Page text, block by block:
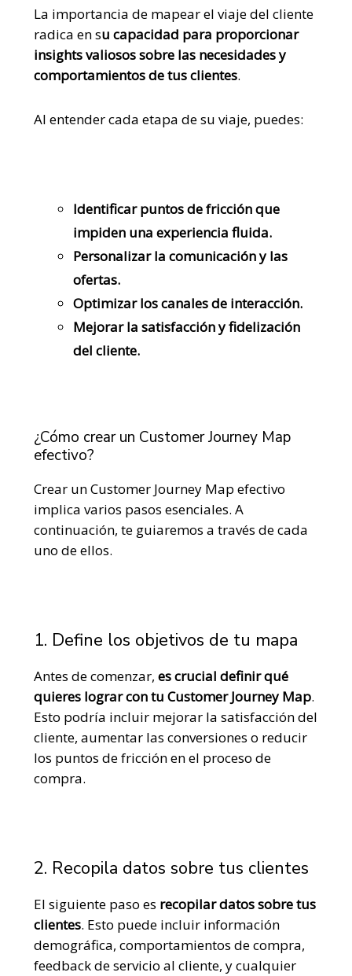
La importancia de mapear el viaje del cliente
radica ensu capacidad para proporcionar
insights valiosos sobre las necesidades y
comportamientos de tus clientes.
Al entender cada etapa de su viaje, puedes:
Identificar puntos de fricción que
impiden una experiencia fluida.
Personalizar la comunicación y las
ofertas.
Optimizar los canales de interacción.
Mejorar la satisfacción y fidelización
del cliente.
¿Cómo crear un Customer Journey Map
efectivo?
Crear un Customer Journey Map efectivo
implica varios pasos esenciales. A
continuación, te guiaremos a través de cada
uno de ellos.
1. Define los objetivos de tu mapa
Antes de comenzar, es crucial definir qué
quieres lograr con tu Customer Journey Map.
Esto podría incluir mejorar la satisfacción del
cliente, aumentar las conversiones o reducir
los puntos de fricción en el proceso de
compra.
2. Recopila datos sobre tus clientes
El siguiente paso es recopilar datos sobre tus
clientes. Esto puede incluir información
demográfica, comportamientos de compra,
feedback de servicio al cliente, y cualquier